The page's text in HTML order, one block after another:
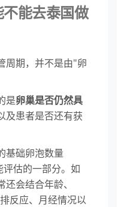
能去泰国做
周期，并不是由"卵
是卵巢是否仍然具
及患者是否还有获
基础卵泡数量
评估的一部分。如
会结合年龄、
反应、月经情况以